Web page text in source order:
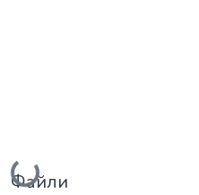
Вантажиться...
Файли